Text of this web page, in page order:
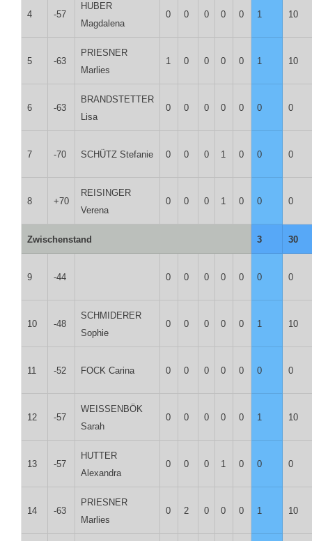
4 -57
HUBER
Magdalena
0 0 0 0 0 1 10
5 -63
PRIESNER
Marlies
1 0 0 0 0 1 10
6 -63
BRANDSTETTER
Lisa
0 0 0 0 0 0 0
7 -70 SCHÜTZ Stefanie 0 0 0 1 0 0 0
8 +70
REISINGER
Verena
0 0 0 1 0 0 0
Zwischenstand 3 30
9 -44 0 0 0 0 0 0 0
10 -48
SCHMIDERER
Sophie
0 0 0 0 0 1 10
11 -52 FOCK Carina 0 0 0 0 0 0 0
12 -57
WEISSENBÖK
Sarah
0 0 0 0 0 1 10
13 -57
HUTTER
Alexandra
0 0 0 1 0 0 0
14 -63
PRIESNER
Marlies
0 2 0 0 0 1 10